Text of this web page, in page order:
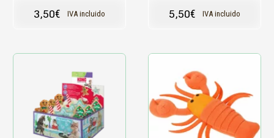
3,50€ IVA incluido 5,50€ IVA incluido
Este
variantes.
opciones